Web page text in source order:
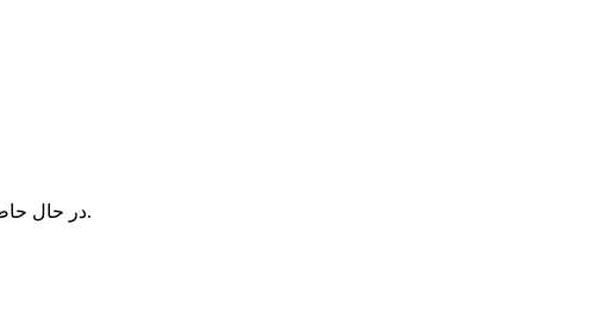
در حال حاضر سبد خرید شما خالی می‌باشد.